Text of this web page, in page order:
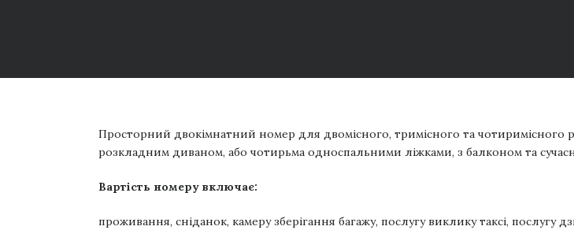
Просторний двокімнатний номер для двомісного, тримісного та
розкладним диваном, або чотирьма односпальними ліжками, з балконом та
Вартість номеру включає:
проживання, сніданок, камеру зберігання багажу, послугу виклику таксі,